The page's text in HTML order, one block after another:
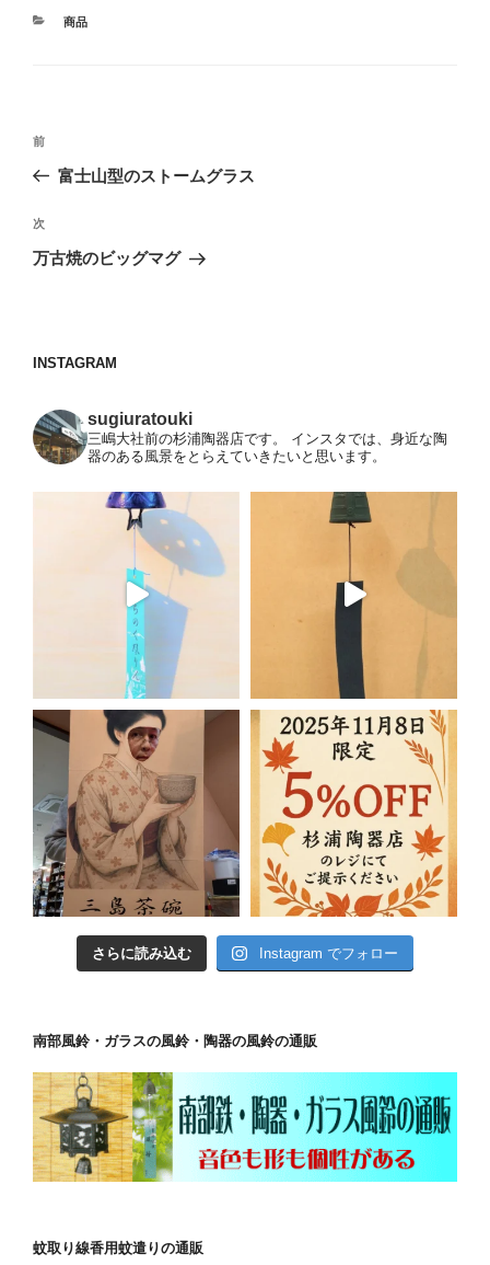
カ
商品
投
ビ
ゲ
ン
前
の
稿
前
富士山型のストームグラス
次
の
次
万古焼のビッグマグ
INSTAGRAM
sugiuratouki
三嶋大社前の杉浦陶器店です。
インスタでは、身近な陶
器のある風景をとらえていきたいと思います。
さらに読み込む Instagram でフォロー
南部風鈴・ガラスの風鈴・陶器の風鈴の通販
蚊取り線香用蚊遣りの通販